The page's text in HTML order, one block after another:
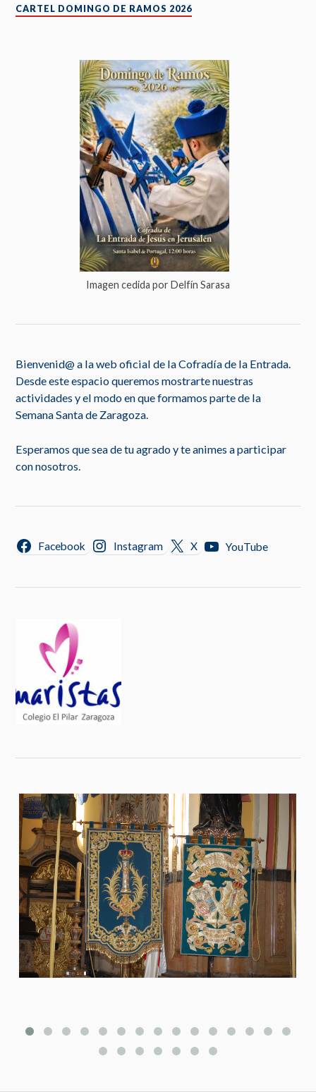
CARTEL DOMINGO DE RAMOS 2026
Imagen cedida por Delfín Sarasa
Bienvenid@ a la web oficial de la Cofradía de la Entrada.
Desde este espacio queremos mostrarte nuestras
actividades y el modo en que formamos parte de la
Semana Santa de Zaragoza.
Esperamos que sea de tu agrado y te animes a participar
con nosotros.
Facebook Instagram X YouTube